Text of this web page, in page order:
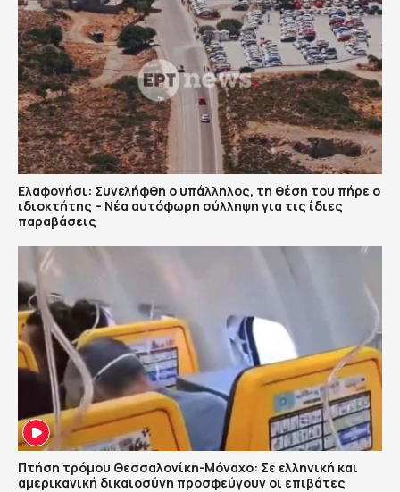
Ελαφονήσι: Συνελήφθη ο υπάλληλος, τη θέση του πήρε ο
ιδιοκτήτης – Νέα αυτόφωρη σύλληψη για τις ίδιες
παραβάσεις
Πτήση τρόμου Θεσσαλονίκη-Μόναχο: Σε ελληνική και
αμερικανική δικαιοσύνη προσφεύγουν οι επιβάτες